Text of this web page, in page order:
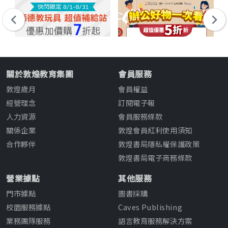
關於敦煌教育集團
敦煌歲月
經營理念
人力資源
關係企業
合作夥伴
會員服務
會員權益
訂閱電子報
會員服務條款
敦煌會員紅利使用須知
敦煌書局隱私權保護政策
敦煌書局電子商務條款
營業據點
門市據點
校園服務據點
業務團隊服務
其他服務
圖書採購
Caves Publishing
語言教育服務解決方案